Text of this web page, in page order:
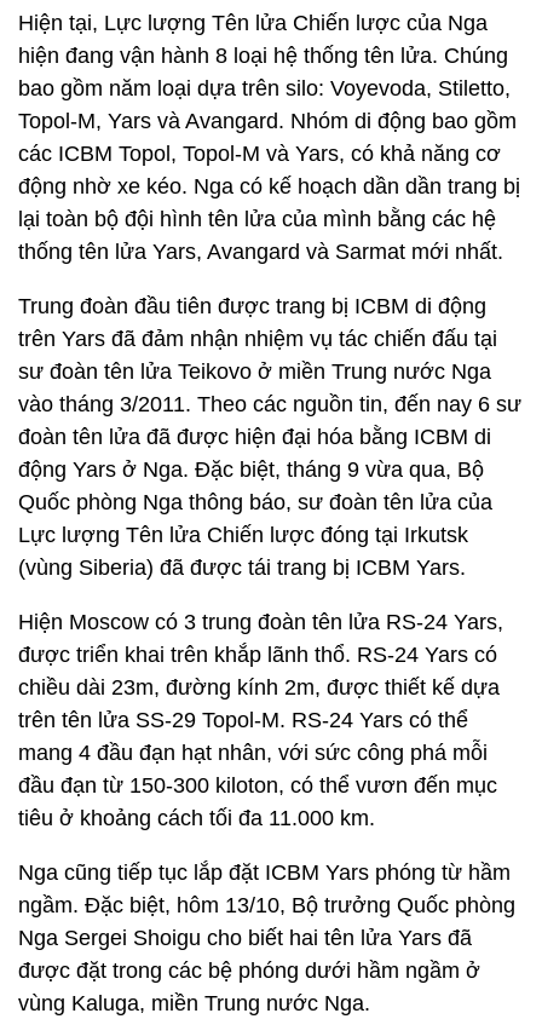
Hiện tại, Lực lượng Tên lửa Chiến lược của Nga
hiện đang vận hành 8 loại hệ thống tên lửa. Chúng
bao gồm năm loại dựa trên silo: Voyevoda, Stiletto,
Topol-M, Yars và Avangard. Nhóm di động bao gồm
các ICBM Topol, Topol-M và Yars, có khả năng cơ
động nhờ xe kéo. Nga có kế hoạch dần dần trang bị
lại toàn bộ đội hình tên lửa của mình bằng các hệ
thống tên lửa Yars, Avangard và Sarmat mới nhất.
Trung đoàn đầu tiên được trang bị ICBM di động
trên Yars đã đảm nhận nhiệm vụ tác chiến đấu tại
sư đoàn tên lửa Teikovo ở miền Trung nước Nga
vào tháng 3/2011. Theo các nguồn tin, đến nay 6 sư
đoàn tên lửa đã được hiện đại hóa bằng ICBM di
động Yars ở Nga. Đặc biệt, tháng 9 vừa qua, Bộ
Quốc phòng Nga thông báo, sư đoàn tên lửa của
Lực lượng Tên lửa Chiến lược đóng tại Irkutsk
(vùng Siberia) đã được tái trang bị ICBM Yars.
Hiện Moscow có 3 trung đoàn tên lửa RS-24 Yars,
được triển khai trên khắp lãnh thổ. RS-24 Yars có
chiều dài 23m, đường kính 2m, được thiết kế dựa
trên tên lửa SS-29 Topol-M. RS-24 Yars có thể
mang 4 đầu đạn hạt nhân, với sức công phá mỗi
đầu đạn từ 150-300 kiloton, có thể vươn đến mục
tiêu ở khoảng cách tối đa 11.000 km.
Nga cũng tiếp tục lắp đặt ICBM Yars phóng từ hầm
ngầm. Đặc biệt, hôm 13/10, Bộ trưởng Quốc phòng
Nga Sergei Shoigu cho biết hai tên lửa Yars đã
được đặt trong các bệ phóng dưới hầm ngầm ở
vùng Kaluga, miền Trung nước Nga.